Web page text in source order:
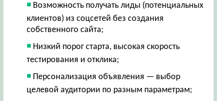
Возможность получать лиды (потенциальных
клиентов) из соцсетей без создания
собственного сайта;
Низкий порог старта, высокая скорость
тестирования и отклика;
Персонализация объявления — выбор
целевой аудитории по разным параметрам;